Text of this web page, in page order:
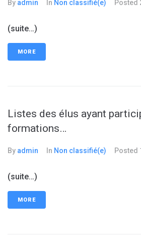
By admin In Non classifié(e) Posted
(suite…)
MORE
Listes des élus ayant
formations…
By admin In Non classifié(e) Posted
(suite…)
MORE